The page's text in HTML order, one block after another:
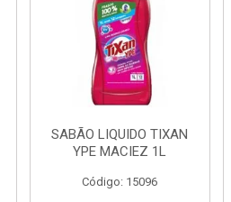
SABÃO LIQUIDO TIXAN
YPE MACIEZ 1L
Código: 15096